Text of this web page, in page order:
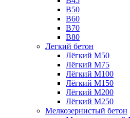
B50
B60
B70
B80
Легкий бетон
Лёгкий М50
Лёгкий М75
Лёгкий М100
Лёгкий М150
Лёгкий М200
Лёгкий М250
Мелкозернистый бетон